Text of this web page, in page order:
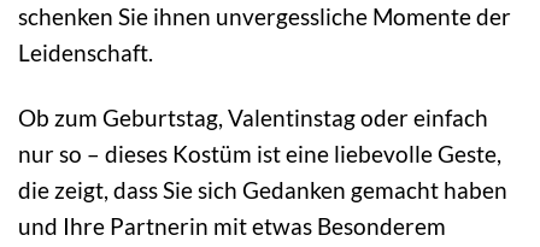
schenken Sie ihnen unvergessliche Momente der
Leidenschaft.
Ob zum Geburtstag, Valentinstag oder einfach
nur so – dieses Kostüm ist eine liebevolle Geste,
die zeigt, dass Sie sich Gedanken gemacht haben
und Ihre Partnerin mit etwas Besonderem